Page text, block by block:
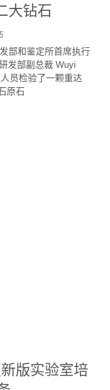
大钻石
部和鉴定所首席执行
发部副总裁 Wuyi
员检验了一颗重达
原石
新版实验室培